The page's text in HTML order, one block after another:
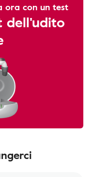
ora con un test
dell'udito